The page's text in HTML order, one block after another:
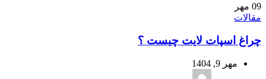
09 مهر
مقالات
چراغ اسپات لایت چیست ؟
مهر 9, 1404